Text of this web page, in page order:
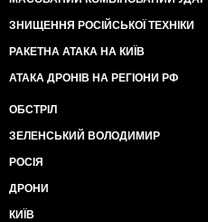
ЗНИЩЕННЯ РОСІЙСЬКОЇ ТЕХНІКИ
РАКЕТНА АТАКА НА КИЇВ
АТАКА ДРОНІВ НА РЕГІОНИ РФ
ОБСТРІЛ
ЗЕЛЕНСЬКИЙ ВОЛОДИМИР
РОСІЯ
ДРОНИ
КИЇВ